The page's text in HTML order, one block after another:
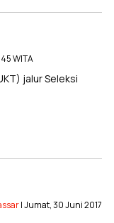
WITA
jalur Seleksi
| Jumat, 30 Juni 2017